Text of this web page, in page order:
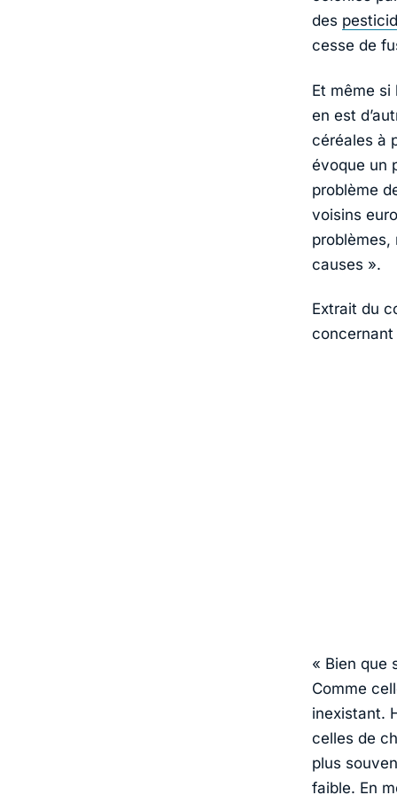
des
cesse de
Et même si
en est
céréales à
évoque un
problème
voisins
causes ».
Extrait du
« Bien que
Comme
inexistant.
celles de
plus
faible. En